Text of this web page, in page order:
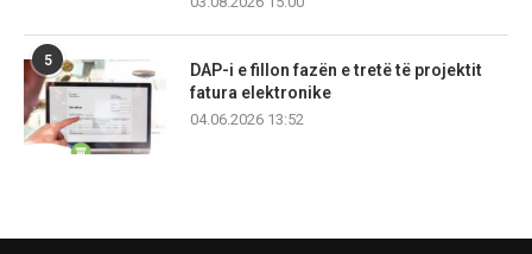
5
DAP-i e fillon fazën e tretë të projektit
fatura elektronike
04.06.2026 13:52